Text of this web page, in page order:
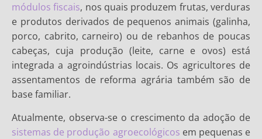
módulos fiscais, nos quais produzem frutas, verduras
e produtos derivados de pequenos animais (galinha,
porco, cabrito, carneiro) ou de rebanhos de poucas
cabeças, cuja produção (leite, carne e ovos) está
integrada a agroindústrias locais. Os agricultores de
assentamentos de reforma agrária também são de
base familiar.
Atualmente, observa-se o crescimento da adoção de
sistemas de produção agroecológicos em pequenas e